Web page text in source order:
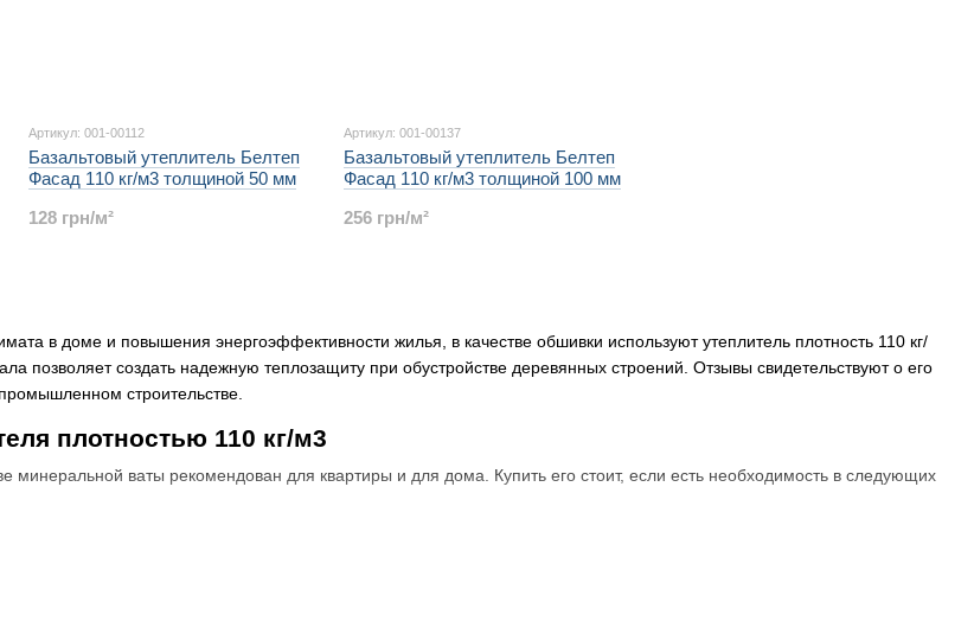
в доме и повышения энергоэффективности жилья, в качестве обшивки используют утеплитель плотность 110 кг/
позволяет создать надежную теплозащиту при обустройстве деревянных строений. Отзывы свидетельствуют о его
строительстве.
плотностью 110 кг/м3
минеральной ваты рекомендован для квартиры и для дома. Купить его стоит, если есть необходимость в следующих
Артикул: 001-00112
Базальтовый утеплитель Белтеп
Фасад 110 кг/м3 толщиной 50 мм
128 грн/м²
Артикул: 001-00137
Базальтовый утеплитель Белтеп
Фасад 110 кг/м3 толщиной 100 мм
256 грн/м²